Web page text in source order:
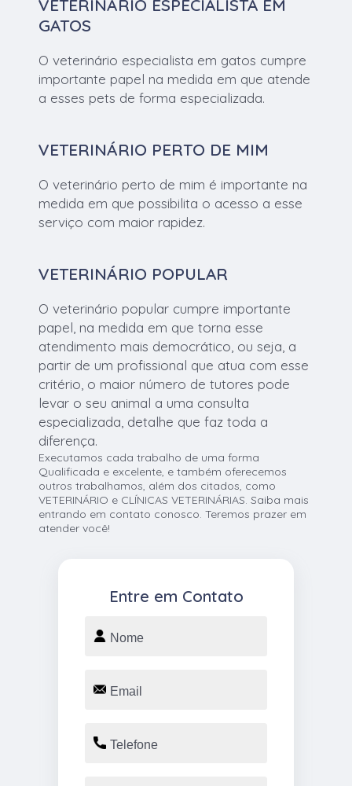
VETERINÁRIO ESPECIALISTA EM
GATOS
O veterinário especialista em gatos cumpre
importante papel na medida em que atende
a esses pets de forma especializada.
VETERINÁRIO PERTO DE MIM
O veterinário perto de mim é importante na
medida em que possibilita o acesso a esse
serviço com maior rapidez.
VETERINÁRIO POPULAR
O veterinário popular cumpre importante
papel, na medida em que torna esse
atendimento mais democrático, ou seja, a
partir de um profissional que atua com esse
critério, o maior número de tutores pode
levar o seu animal a uma consulta
especializada, detalhe que faz toda a
diferença.
Executamos cada trabalho de uma forma
Qualificada e excelente, e também oferecemos
outros trabalhamos, além dos citados, como
VETERINÁRIO e CLÍNICAS VETERINÁRIAS. Saiba mais
entrando em contato conosco. Teremos prazer em
atender você!
Entre em Contato